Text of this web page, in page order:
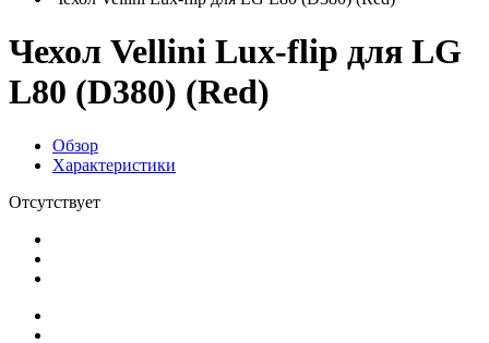
Чехол Vellini Lux-flip для LG
L80 (D380) (Red)
Обзор
Характеристики
Отсутствует